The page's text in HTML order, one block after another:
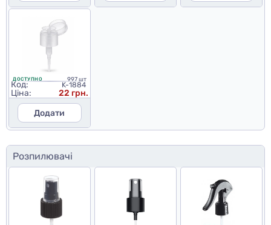
ДОСТУПНО 997 шт
Код: K-1884
Ціна:
22 грн.
Додати
Розпилювачі